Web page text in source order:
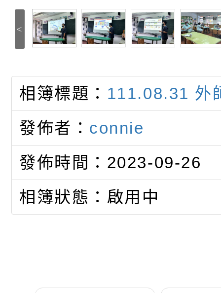
<
相簿標題： 111.08.31 外
發佈者： connie
發佈時間：2023-09-26
相簿狀態：啟用中